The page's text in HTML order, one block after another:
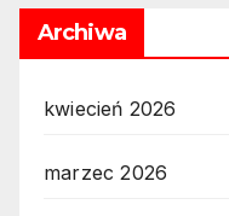
Archiwa
kwiecień 2026
marzec 2026